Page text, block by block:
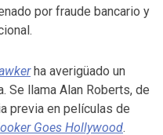
por fraude bancario y
ha averigüado un
Se llama Alan Roberts, de
previa en películas de
Goes Hollywood.